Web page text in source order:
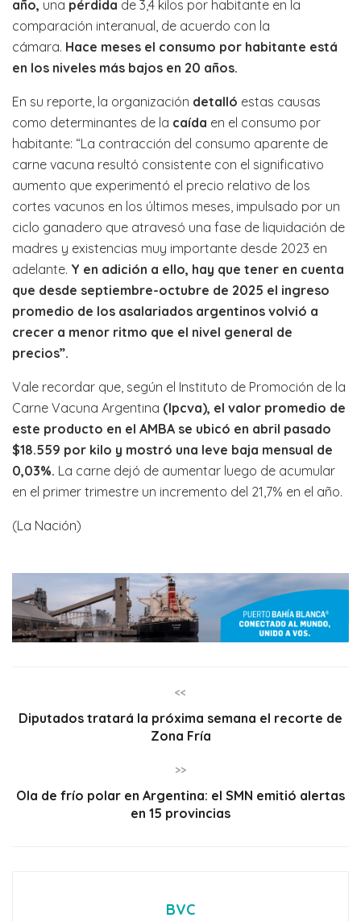
año, una pérdida de 3,4 kilos por habitante en la
comparación interanual, de acuerdo con la
cámara. Hace meses el consumo por habitante está
en los niveles más bajos en 20 años.
En su reporte, la organización detalló estas causas
como determinantes de la caída en el consumo por
habitante: “La contracción del consumo aparente de
carne vacuna resultó consistente con el significativo
aumento que experimentó el precio relativo de los
cortes vacunos en los últimos meses, impulsado por un
ciclo ganadero que atravesó una fase de liquidación de
madres y existencias muy importante desde 2023 en
adelante. Y en adición a ello, hay que tener en cuenta
que desde septiembre-octubre de 2025 el ingreso
promedio de los asalariados argentinos volvió a
crecer a menor ritmo que el nivel general de
precios”.
Vale recordar que, según el Instituto de Promoción de la
Carne Vacuna Argentina (Ipcva), el valor promedio de
este producto en el AMBA se ubicó en abril pasado
$18.559 por kilo y mostró una leve baja mensual de
0,03%. La carne dejó de aumentar luego de acumular
en el primer trimestre un incremento del 21,7% en el año.
(La Nación)
<<
Diputados tratará la próxima semana el recorte de
Zona Fría
>>
Ola de frío polar en Argentina: el SMN emitió alertas
en 15 provincias
BVC